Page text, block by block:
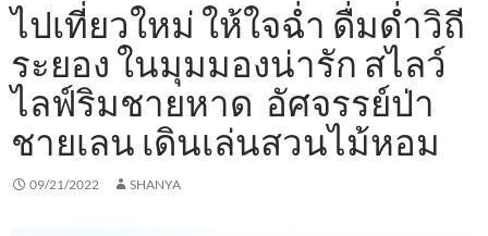
ไปเที่ยวใหม่ ให้ใจฉ่ำ ดื่มด่ำวิถี
ระยอง ในมุมมองน่ารัก สไลว์
ไลฟ์ริมชายหาด อัศจรรย์ป่า
ชายเลน เดินเล่นสวนไม้หอม
09/21/2022 SHANYA